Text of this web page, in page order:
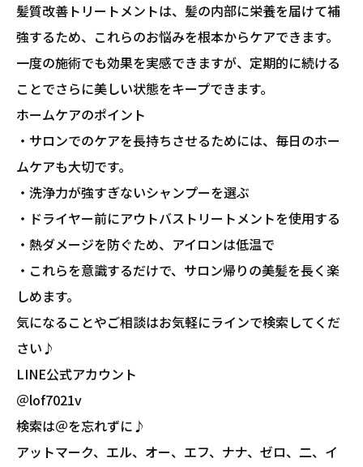
髪質改善トリートメントは、髪の内部に栄養を届けて補
強するため、これらのお悩みを根本からケアできます。
一度の施術でも効果を実感できますが、定期的に続ける
ことでさらに美しい状態をキープできます。
ホームケアのポイント
・サロンでのケアを長持ちさせるためには、毎日のホー
ムケアも大切です。
・洗浄力が強すぎないシャンプーを選ぶ
・ドライヤー前にアウトバストリートメントを使用する
・熱ダメージを防ぐため、アイロンは低温で
・これらを意識するだけで、サロン帰りの美髪を長く楽
しめます。
気になることやご相談はお気軽にラインで検索してくだ
さい♪
LINE公式アカウント
＠lof7021v
検索は＠を忘れずに♪
アットマーク、エル、オー、エフ、ナナ、ゼロ、二、イ